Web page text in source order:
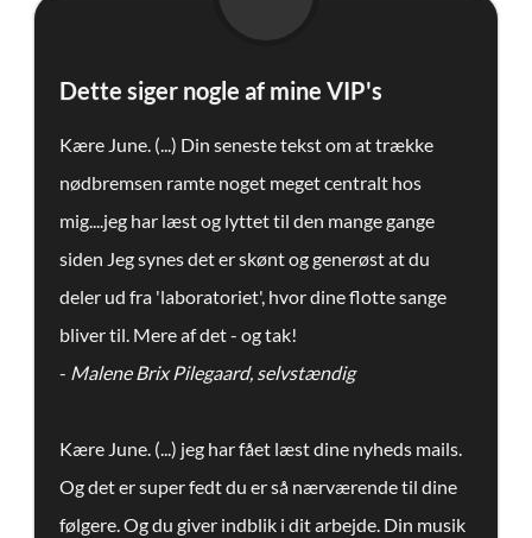
Dette siger nogle af mine VIP's
Kære June. (...) Din seneste tekst om at trække
nødbremsen ramte noget meget centralt hos
mig....jeg har læst og lyttet til den mange gange
siden Jeg synes det er skønt og generøst at du
deler ud fra 'laboratoriet', hvor dine flotte sange
bliver til. Mere af det - og tak!
- Malene Brix Pilegaard, selvstændig​​​
Kære June. (...) jeg har fået læst dine nyheds mails.
Og det er super fedt du er så nærværende til dine
følgere. Og du giver indblik i dit arbejde. Din musik